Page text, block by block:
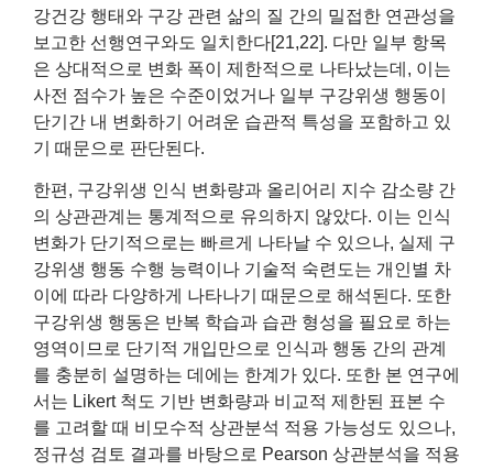
강건강 행태와 구강 관련 삶의 질 간의 밀접한 연관성을
보고한 선행연구와도 일치한다[21,22]. 다만 일부 항목
은 상대적으로 변화 폭이 제한적으로 나타났는데, 이는
사전 점수가 높은 수준이었거나 일부 구강위생 행동이
단기간 내 변화하기 어려운 습관적 특성을 포함하고 있
기 때문으로 판단된다.
한편, 구강위생 인식 변화량과 올리어리 지수 감소량 간
의 상관관계는 통계적으로 유의하지 않았다. 이는 인식
변화가 단기적으로는 빠르게 나타날 수 있으나, 실제 구
강위생 행동 수행 능력이나 기술적 숙련도는 개인별 차
이에 따라 다양하게 나타나기 때문으로 해석된다. 또한
구강위생 행동은 반복 학습과 습관 형성을 필요로 하는
영역이므로 단기적 개입만으로 인식과 행동 간의 관계
를 충분히 설명하는 데에는 한계가 있다. 또한 본 연구에
서는 Likert 척도 기반 변화량과 비교적 제한된 표본 수
를 고려할 때 비모수적 상관분석 적용 가능성도 있으나,
정규성 검토 결과를 바탕으로 Pearson 상관분석을 적용